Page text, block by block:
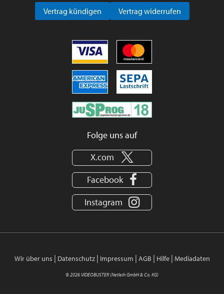
Vertrag kündigen Vertrag widerrufen
Folge uns auf
X.com
Facebook
Instagram
Wir über uns | Datenschutz| Impressum | AGB | Hilfe| Mediadaten
© 2026 VIDEOBUSTER (Netleih GmbH & Co. KG)